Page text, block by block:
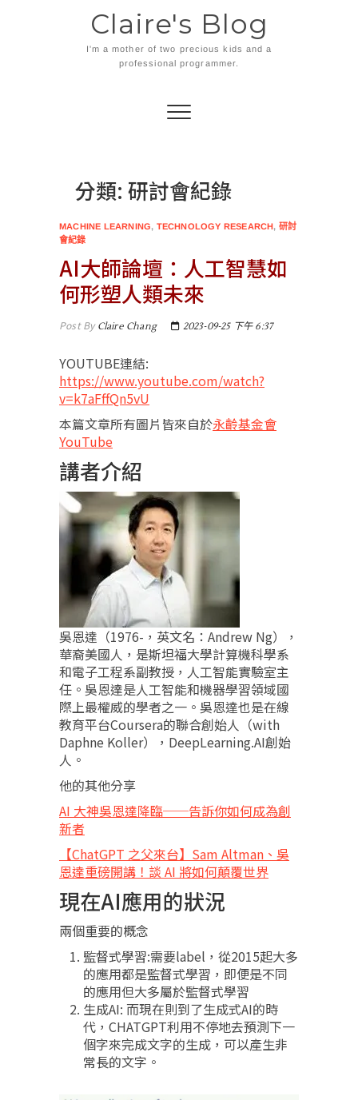
Claire's Blog
I'm a mother of two precious kids and a
professional programmer.
分類: 研討會紀錄
MACHINE LEARNING, TECHNOLOGY RESEARCH, 研討
會紀錄
AI大師論壇：人工智慧如
何形塑人類未來
Post ByClaire Chang 2023-09-25 下午 6:37
YOUTUBE連結:
https://www.youtube.com/watch?
v=k7aFffQn5vU
本篇文章所有圖片皆來自於永齡基金會
YouTube
講者介紹
吳恩達（1976-，英文名：Andrew Ng），
華裔美國人，是斯坦福大學計算機科學系
和電子工程系副教授，人工智能實驗室主
任。吳恩達是人工智能和機器學習領域國
際上最權威的學者之一。吳恩達也是在線
教育平台Coursera的聯合創始人（with
Daphne Koller），DeepLearning.AI創始
人。
他的其他分享
AI 大神吳恩達降臨──告訴你如何成為創
新者
【ChatGPT 之父來台】Sam Altman、吳
恩達重磅開講！談 AI 將如何顛覆世界
現在AI應用的狀況
兩個重要的概念
監督式學習:需要label，從2015起大多
的應用都是監督式學習，即便是不同
的應用但大多屬於監督式學習
生成AI: 而現在則到了生成式AI的時
代，CHATGPT利用不停地去預測下一
個字來完成文字的生成，可以產生非
常長的文字。